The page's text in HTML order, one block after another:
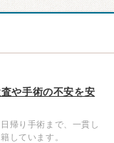
や手術の不安を安
帰り手術まで、一貫し
しています。